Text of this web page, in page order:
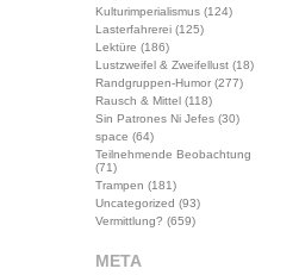
Kulturimperialismus(124)
Lasterfahrerei(125)
Lektüre (186)
Lustzweifel & Zweifellust(18)
Randgruppen-Humor(277)
Rausch & Mittel(118)
Sin Patrones Ni Jefes(30)
space (64)
Teilnehmende Beobachtung
(71)
Trampen (181)
Uncategorized (93)
Vermittlung? (659)
META